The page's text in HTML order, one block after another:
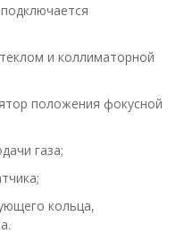
и коллиматорной
положения фокусной
газа;
кольца,